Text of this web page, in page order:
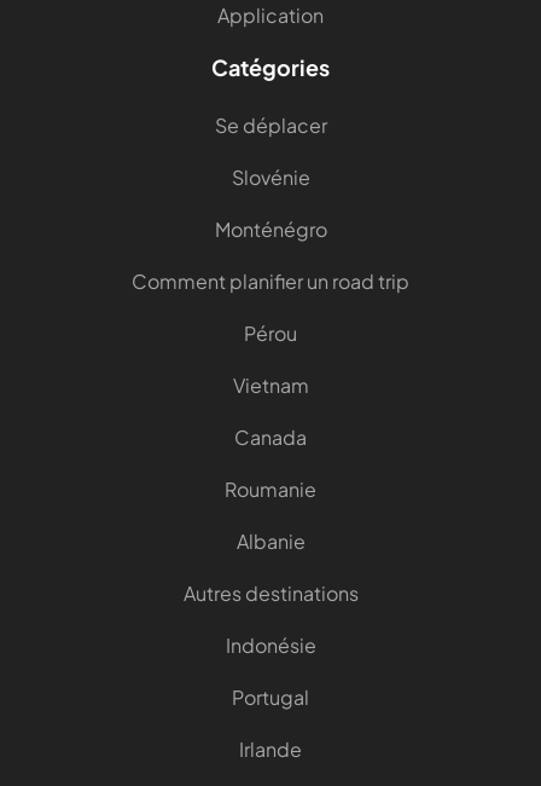
Application
Catégories
Se déplacer
Slovénie
Monténégro
Comment planifier un road trip
Pérou
Vietnam
Canada
Roumanie
Albanie
Autres destinations
Indonésie
Portugal
Irlande